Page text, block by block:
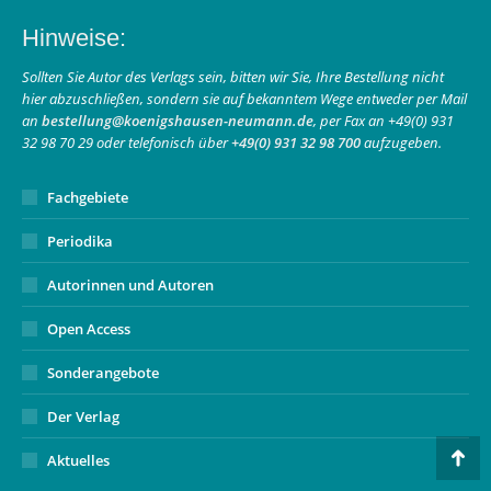
opens
in
new
window
opens
in
new
window
page
opens
in
new
window
Hinweise:
Sollten Sie Autor des Verlags sein, bitten wir Sie, Ihre Bestellung nicht
hier abzuschließen, sondern sie auf bekanntem Wege entweder per Mail
an bestellung@koenigshausen-neumann.de, per Fax an +49(0) 931
32 98 70 29 oder telefonisch über+49(0) 931 32 98 700aufzugeben.
Fachgebiete
Periodika
Autorinnen und Autoren
Open Access
Sonderangebote
Der Verlag
Aktuelles
Go